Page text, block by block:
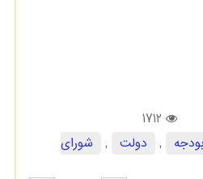
1712
بودجه , دولت ,
شورای